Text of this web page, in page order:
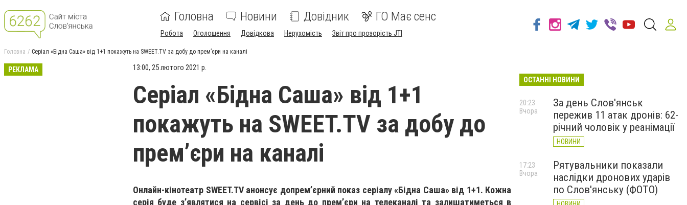
Головна Новини Довідник ГО Має сенс
Робота Оголошення Довідкова Нерухомість Звіт про прозорість JTI
Головна Серіал «Бідна Саша» від 1+1 покажуть на SWEET.TV за добу до прем’єри на каналі
РЕКЛАМА 13:00, 25 лютого 2021 р.
Серіал «Бідна Саша» від 1+1
покажуть на SWEET.TV за добу до
прем’єри на каналі
Онлайн-кінотеатр SWEET.TV анонсує допрем’єрний показ серіалу «Бідна Саша» від 1+1. Кожна
серія буде з’являтися на сервісі за день до прем’єри на телеканалі та залишатиметься в
ОСТАННІ НОВИНИ
За день Слов'янськ
пережив 11 атак дронів: 62-
річний чоловік у реанімації
НОВИНИ
20:23
Вчора
Рятувальники показали
наслідки дронових ударів
по Слов'янську (ФОТО)
17:23
Вчора